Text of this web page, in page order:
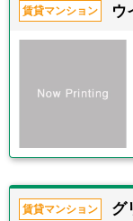
賃貸マンション ウ
賃貸マンション グ